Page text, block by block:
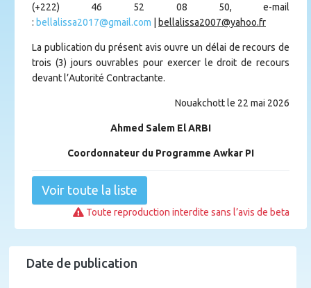
(+222) 46 52 08 50, e-mail
: bellalissa2017@gmail.com bellalissa2007@yahoo.fr
La publication du présent avis ouvre un délai de recours de
trois (3) jours ouvrables pour exercer le droit de recours
devant l’Autorité Contractante.
Nouakchott le 22 mai 2026
Ahmed Salem El ARBI
Coordonnateur du Programme Awkar PI
Voir toute la liste
Toute reproduction interdite sans l’avis de beta
Date de publication